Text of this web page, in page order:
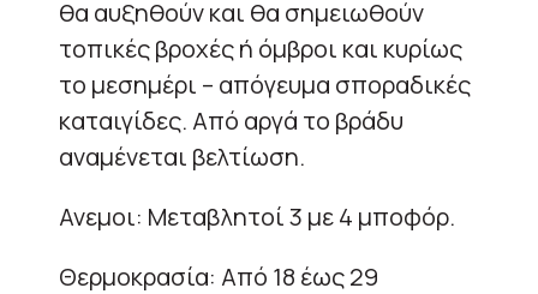
θα αυξηθούν και θα σημειωθούν
τοπικές βροχές ή όμβροι και κυρίως
το μεσημέρι – απόγευμα σποραδικές
καταιγίδες. Από αργά το βράδυ
αναμένεται βελτίωση.
Ανεμοι: Μεταβλητοί 3 με 4 μποφόρ.
Θερμοκρασία: Από 18 έως 29